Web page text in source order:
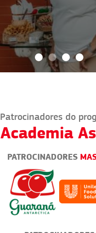
Patrocinadores do
Academia
PATROCINADORES